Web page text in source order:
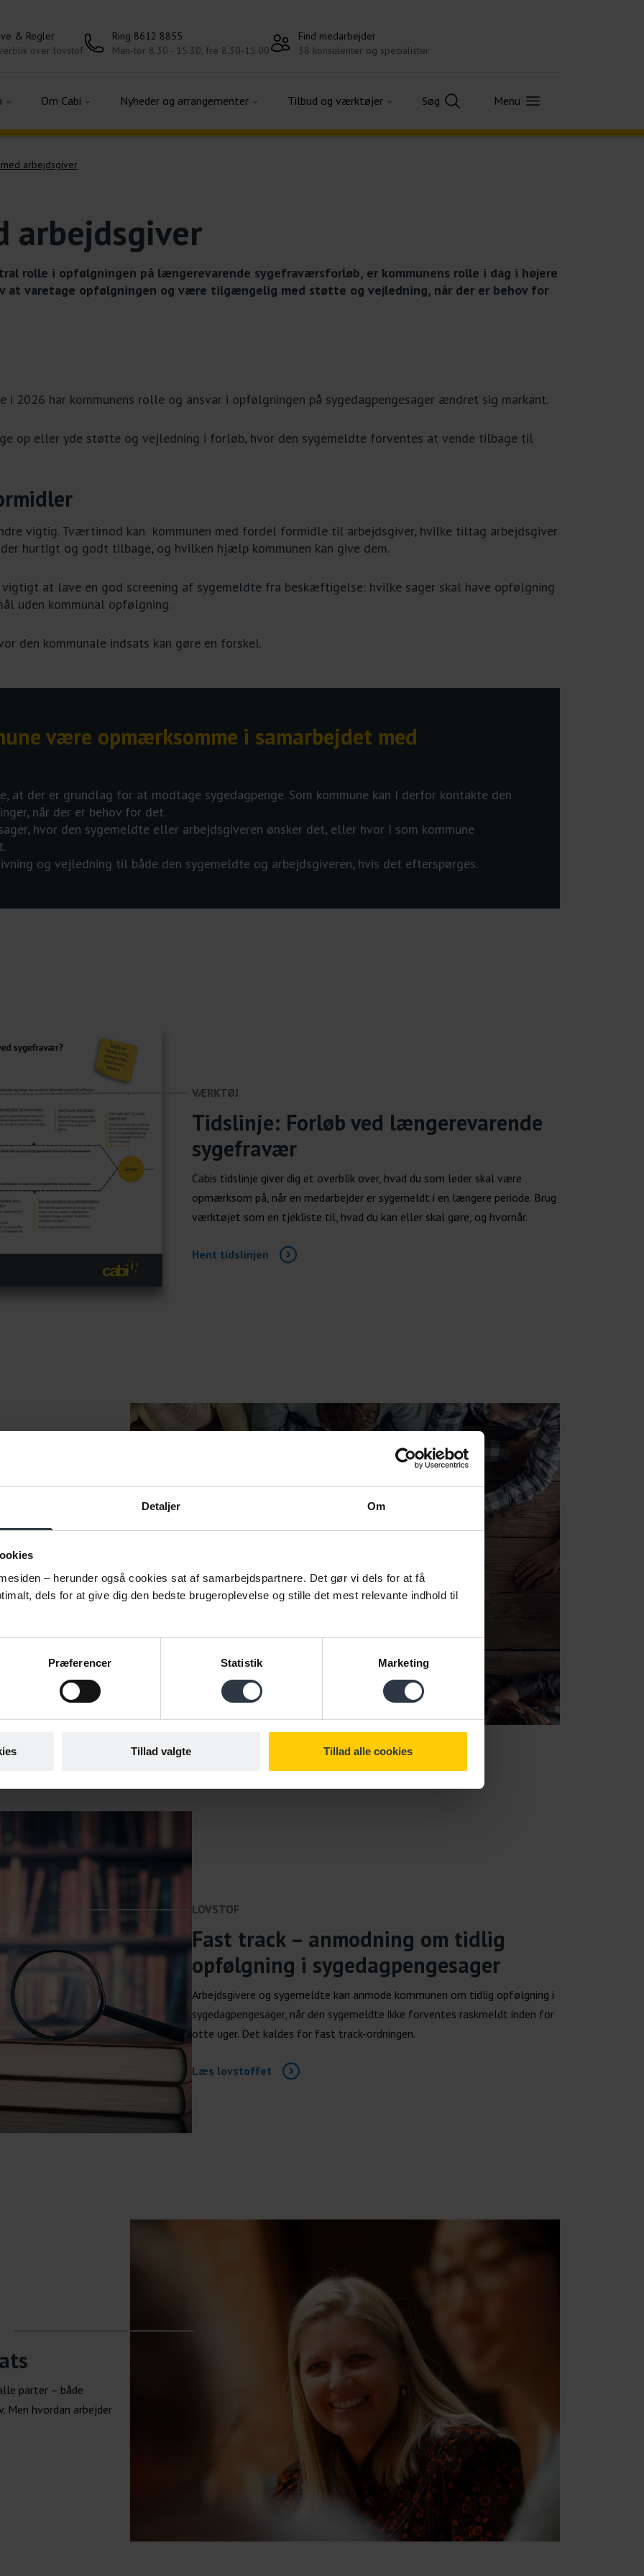
Detaljer Om
– herunder også cookies sat af samarbejdspartnere. Det gør vi dels for at få
dels for at give dig den bedste brugeroplevelse og stille det mest relevante indhold til
Præferencer Statistik Marketing
Tillad valgte Tillad alle cookies
& Regler
over lovstof
Ring 8612 8855
Man-tor 8.30 - 15.30, fre 8.30-15.00
Find medarbejder
38 konsulenter og specialister
Om Cabi Nyheder og arrangementer Tilbud og værktøjer Søg Menu
arbejdsgiver
arbejdsgiver
rolle i opfølgningen på længerevarende sygefraværsforløb, er kommunens rolle i dag i højere
at varetage opfølgningen og være tilgængelig med støtte og vejledning, når der er behov for
i 2026 har kommunens rolle og ansvar i opfølgningen på sygedagpengesager ændret sig markant.
op eller yde støtte og vejledning i forløb, hvor den sygemeldte forventes at vende tilbage til
vigtig. Tværtimod kan kommunen med fordel formidle til arbejdsgiver, hvilke tiltag arbejdsgiver
hurtigt og godt tilbage, og hvilken hjælp kommunen kan give dem.
at lave en god screening af sygemeldte fra beskæftigelse: hvilke sager skal have opfølgning
uden kommunal opfølgning.
den kommunale indsats kan gøre en forskel.
være opmærksomme i samarbejdet med
at der er grundlag for at modtage sygedagpenge. Som kommune kan I derfor kontakte den
når der er behov for det.
hvor den sygemeldte eller arbejdsgiveren ønsker det, eller hvor I som kommune
og vejledning til både den sygemeldte og arbejdsgiveren, hvis det efterspørges.
VÆRKTØJ
Tidslinje: Forløb ved længerevarende
sygefravær
Cabis tidslinje giver dig et overblik over, hvad du som leder skal være
opmærksom på, når en medarbejder er sygemeldt i en længere periode. Brug
værktøjet som en tjekliste til, hvad du kan eller skal gøre, og hvornår.
Hent tidslinjen
af
til, at den
LOVSTOF
Fast track – anmodning om tidlig
opfølgning i sygedagpengesager
Arbejdsgivere og sygemeldte kan anmode kommunen om tidlig opfølgning i
sygedagpengesager, når den sygemeldte ikke forventes raskmeldt inden for
otte uger. Det kaldes for fast track-ordningen.
Læs lovstoffet
parter – både
Men hvordan arbejder